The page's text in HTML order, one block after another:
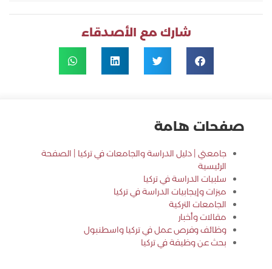
شارك مع الأصدقاء
صفحات هامة
جامعتي | دليل الدراسة والجامعات في تركيا | الصفحة
الرئيسية
سلبيات الدراسة في تركيا
ميزات وإيجابيات الدراسة في تركيا
الجامعات التركية
مقالات وأخبار
وظائف وفرص عمل في تركيا واسطنبول
بحث عن وظيفة في تركيا